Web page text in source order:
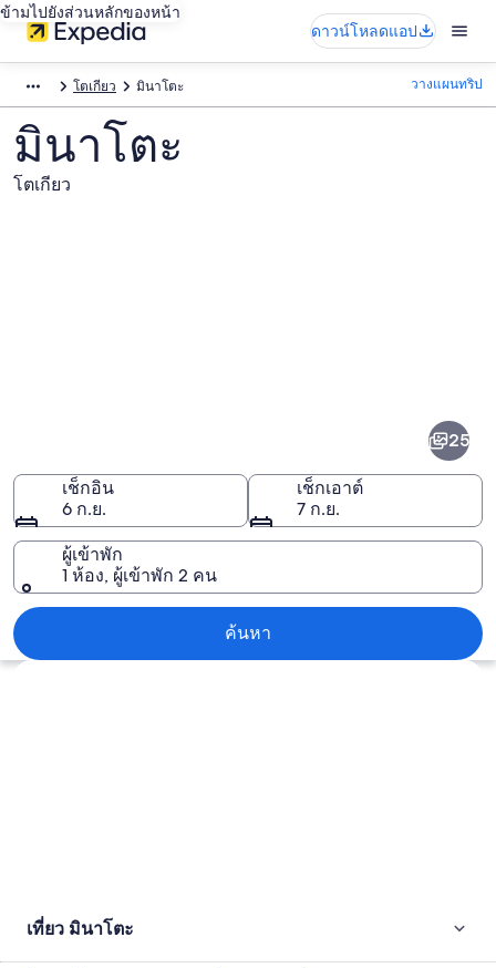
ข้ามไปยังส่วนหลักของหน้า
ดาวน์โหลดแอป
โตเกียว มินาโตะ วางแผนทริป
มินาโตะ
โตเกียว
โตะ
25
เช็กอิน
6 ก.ย.
เช็กเอาต์
7 ก.ย.
ผู้เข้าพัก
1 ห้อง, ผู้เข้าพัก 2 คน
ค้นหา
สำรวจแผนที่
เที่ยว มินาโตะ